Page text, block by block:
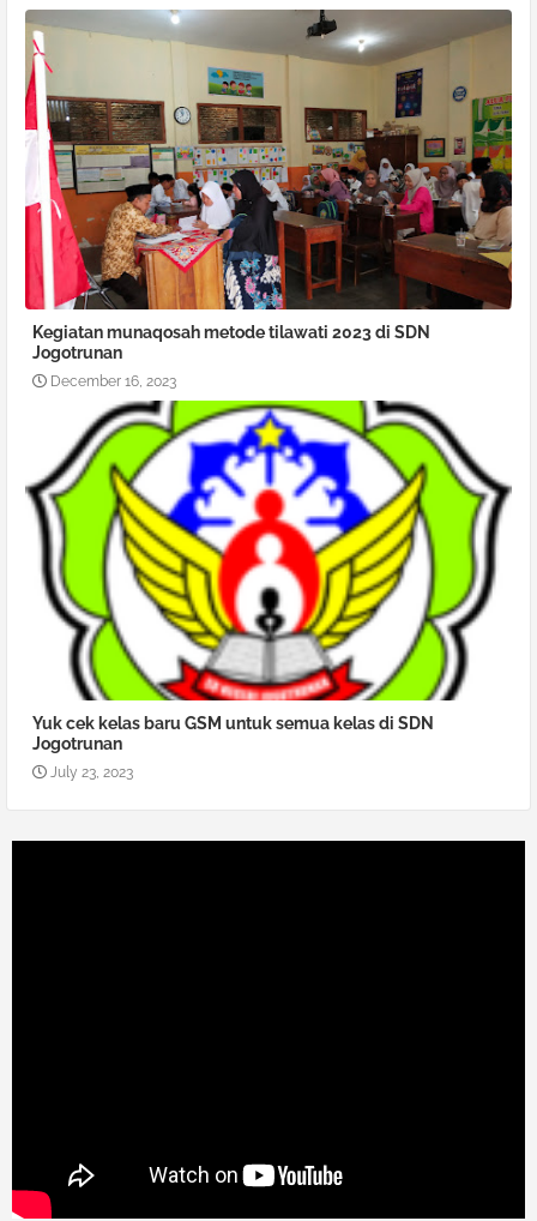
Kegiatan munaqosah metode tilawati 2023 di SDN
Jogotrunan
December 16, 2023
Yuk cek kelas baru GSM untuk semua kelas di SDN
Jogotrunan
July 23, 2023